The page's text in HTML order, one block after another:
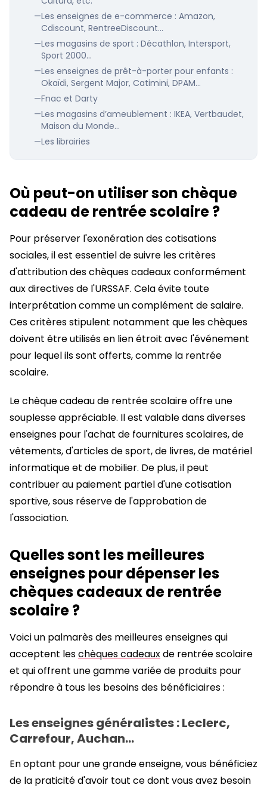
—Les enseignes de e-commerce : Amazon,
Cdiscount, RentreeDiscount…
—Les magasins de sport : Décathlon, Intersport,
Sport 2000…
—Les enseignes de prêt-à-porter pour enfants :
Okaïdi, Sergent Major, Catimini, DPAM…
—Fnac et Darty
—Les magasins d’ameublement : IKEA, Vertbaudet,
Maison du Monde…
—Les librairies
Où peut-on utiliser son chèque
cadeau de rentrée scolaire ?
Pour préserver l'exonération des cotisations
sociales, il est essentiel de suivre les critères
d'attribution des chèques cadeaux conformément
aux directives de l'URSSAF. Cela évite toute
interprétation comme un complément de salaire.
Ces critères stipulent notamment que les chèques
doivent être utilisés en lien étroit avec l'événement
pour lequel ils sont offerts, comme la rentrée
scolaire.
Le chèque cadeau de rentrée scolaire offre une
souplesse appréciable. Il est valable dans diverses
enseignes pour l'achat de fournitures scolaires, de
vêtements, d'articles de sport, de livres, de matériel
informatique et de mobilier. De plus, il peut
contribuer au paiement partiel d'une cotisation
sportive, sous réserve de l'approbation de
l'association.
Quelles sont les meilleures
enseignes pour dépenser les
chèques cadeaux de rentrée
scolaire ?
Voici un palmarès des meilleures enseignes qui
acceptent leschèques cadeauxde rentrée scolaire
et qui offrent une gamme variée de produits pour
répondre à tous les besoins des bénéficiaires :
Les enseignes généralistes : Leclerc,
Carrefour, Auchan…
En optant pour une grande enseigne, vous bénéficiez
de la praticité d'avoir tout ce dont vous avez besoin